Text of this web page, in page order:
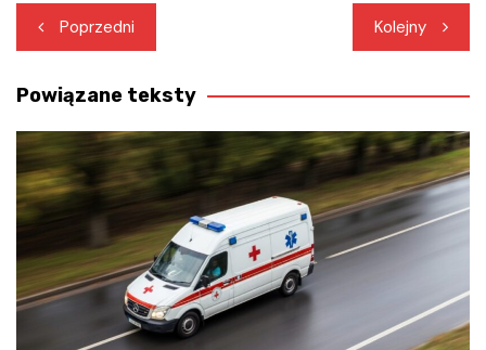
Nawigacja
wpisu
Poprzedni Kolejny
Powiązane teksty